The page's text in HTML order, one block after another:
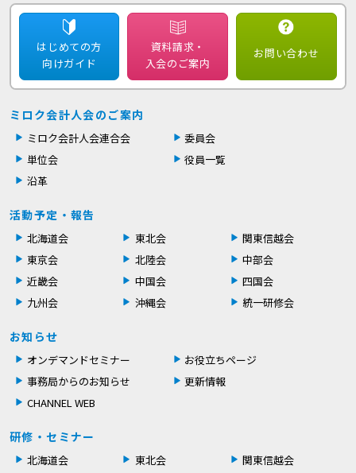
はじめての方
向けガイド
資料請求・
入会のご案内
お問い合わせ
ミロク会計人会のご案内
ミロク会計人会連合会
委員会
単位会
役員一覧
沿革
活動予定・報告
北海道会 東北会
関東信越会
東京会
北陸会
中部会
近畿会
中国会
四国会
九州会
沖縄会 統一研修会
お知らせ
オンデマンドセミナー
お役立ちページ
事務局からのお知らせ
更新情報
CHANNEL WEB
研修・セミナー
北海道会 東北会 関東信越会